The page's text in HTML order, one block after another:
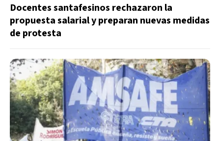
Docentes santafesinos rechazaron la
propuesta salarial y preparan nuevas medidas
de protesta